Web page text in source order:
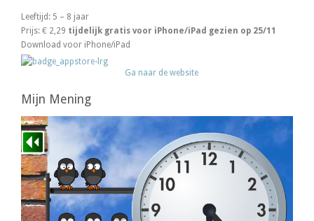
Leeftijd: 5 – 8 jaar
Prijs: € 2,29 tijdelijk gratis voor iPhone/iPad gezien op 25/11
Download voor iPhone/iPad
Ga naar de website
Mijn Mening